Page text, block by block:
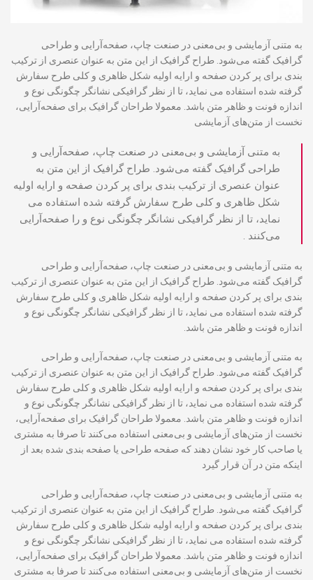
به متنی آزمایشی و بی‌معنی در صنعت چاپ، صفحه‌آرایی و طراحی
گرافیک گفته می‌شود. طراح گرافیک از این متن به عنوان عنصری از ترکیب
بندی برای پر کردن صفحه و ارایه اولیه شکل ظاهری و کلی طرح سفارش
گرفته شده استفاده می نماید، تا از نظر گرافیکی نشانگر چگونگی نوع و
اندازه فونت و ظاهر متن باشد. معمولا طراحان گرافیک برای صفحه‌آرایی،
نخست از متن‌های آزمایشی
به متنی آزمایشی و بی‌معنی در صنعت چاپ، صفحه‌آرایی و
طراحی گرافیک گفته می‌شود. طراح گرافیک از این متن به
عنوان عنصری از ترکیب بندی برای پر کردن صفحه و ارایه اولیه
شکل ظاهری و کلی طرح سفارش گرفته شده استفاده می
نماید، تا از نظر گرافیکی نشانگر چگونگی نوع و را صفحه‌آرایی
می‌کنند .
به متنی آزمایشی و بی‌معنی در صنعت چاپ، صفحه‌آرایی و طراحی
گرافیک گفته می‌شود. طراح گرافیک از این متن به عنوان عنصری از ترکیب
بندی برای پر کردن صفحه و ارایه اولیه شکل ظاهری و کلی طرح سفارش
گرفته شده استفاده می نماید، تا از نظر گرافیکی نشانگر چگونگی نوع و
اندازه فونت و ظاهر متن باشد.
به متنی آزمایشی و بی‌معنی در صنعت چاپ، صفحه‌آرایی و طراحی
گرافیک گفته می‌شود. طراح گرافیک از این متن به عنوان عنصری از ترکیب
بندی برای پر کردن صفحه و ارایه اولیه شکل ظاهری و کلی طرح سفارش
گرفته شده استفاده می نماید، تا از نظر گرافیکی نشانگر چگونگی نوع و
اندازه فونت و ظاهر متن باشد. معمولا طراحان گرافیک برای صفحه‌آرایی،
نخست از متن‌های آزمایشی و بی‌معنی استفاده می‌کنند تا صرفا به مشتری
یا صاحب کار خود نشان دهند که صفحه طراحی یا صفحه بندی شده بعد از
اینکه متن در آن قرار گیرد
به متنی آزمایشی و بی‌معنی در صنعت چاپ، صفحه‌آرایی و طراحی
گرافیک گفته می‌شود. طراح گرافیک از این متن به عنوان عنصری از ترکیب
بندی برای پر کردن صفحه و ارایه اولیه شکل ظاهری و کلی طرح سفارش
گرفته شده استفاده می نماید، تا از نظر گرافیکی نشانگر چگونگی نوع و
اندازه فونت و ظاهر متن باشد. معمولا طراحان گرافیک برای صفحه‌آرایی،
نخست از متن‌های آزمایشی و بی‌معنی استفاده می‌کنند تا صرفا به مشتری